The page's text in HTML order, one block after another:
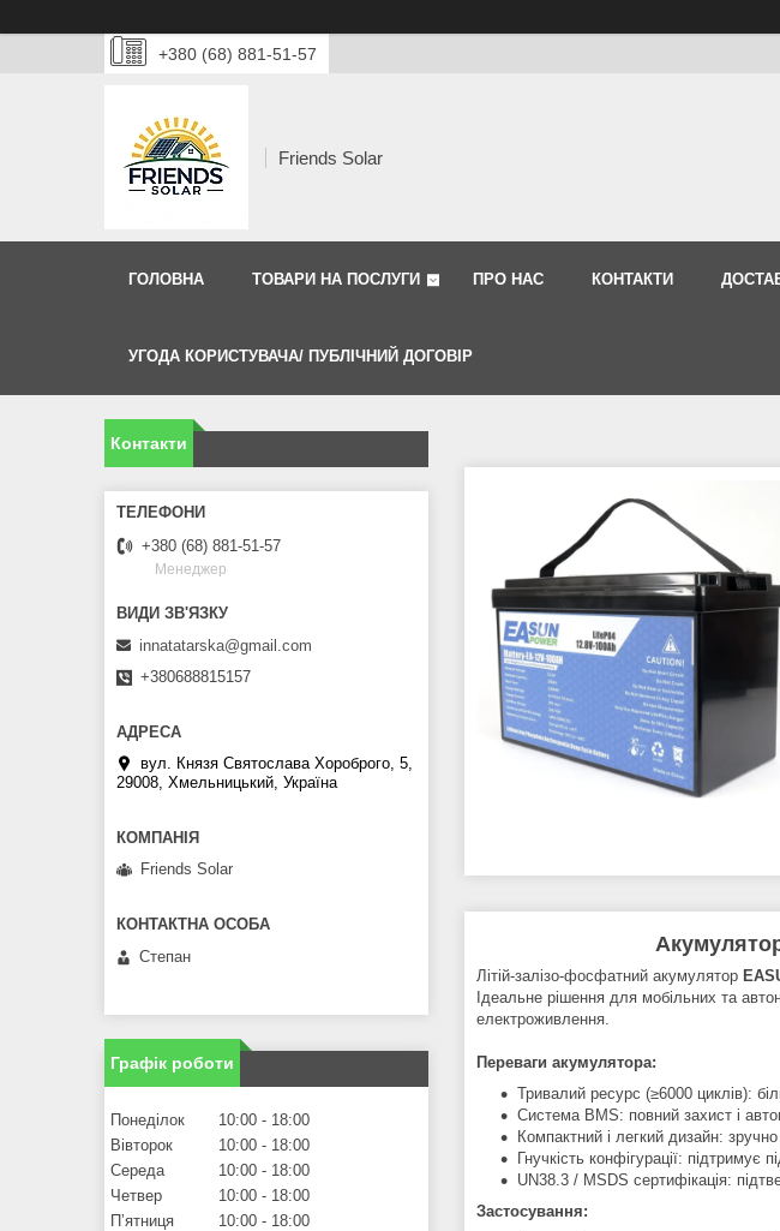
+380 (68) 881-51-57
Friends Solar
ГОЛОВНА ТОВАРИ НА ПОСЛУГИ ПРО НАС КОНТАКТИ
УГОДА КОРИСТУВАЧА/ ПУБЛІЧНИЙ ДОГОВІР
Літій-залізо-фосфатний акумулятор
Ідеальне рішення для мобільних та
електроживлення.
Переваги акумулятора:
Тривалий ресурс (≥6000 циклів):
Система BMS: повний захист і
Компактний і легкий дизайн:
Гнучкість конфігурації:
UN38.3 / MSDS сертифікація:
Застосування:
Контакти
+380 (68) 881-51-57
Менеджер
innatatarska@gmail.com
+380688815157
вул. Князя Святослава Хороброго, 5,
29008, Хмельницький, Україна
Friends Solar
Степан
Графік роботи
Понеділок 10:00
18:00
Вівторок
10:00
18:00
Середа
10:00
18:00
Четвер
10:00
18:00
Пʼятниця
10:00
18:00